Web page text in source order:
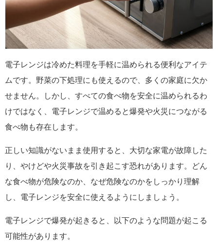
電子レンジは冷めた料理を手軽に温められる便利なアイテ
ムです。野菜の下処理にも使えるので、多くの家庭に欠か
せません。しかし、すべての食べ物を安全に温められるわ
けではなく、電子レンジで温めると爆発や火災につながる
食べ物も存在します。
正しい知識がないまま使用すると、大切な家電が故障した
り、やけどや火災事故を引き起こす恐れがあります。どん
な食べ物が危険なのか、なぜ危険なのかをしっかり理解
し、電子レンジを安全に使えるようにしましょう。
電子レンジで爆発が起きると、以下のような問題が起こる
可能性があります。